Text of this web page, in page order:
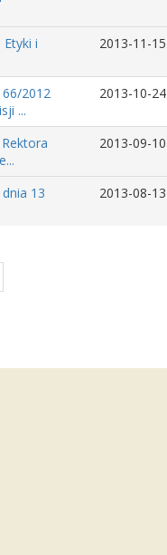
i
2013-11-15
2012
...
2013-10-24
2013-09-10
13
2013-08-13